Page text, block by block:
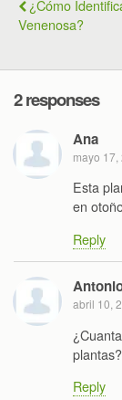
¿Cómo
Venenosa?
2 responses
Ana
mayo 17,
Esta
en
Reply
abril 10,
Reply